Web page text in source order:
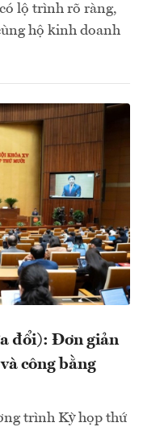
lộ trình rõ ràng,
hộ kinh doanh
đổi): Đơn giản
công bằng
trình Kỳ họp thứ